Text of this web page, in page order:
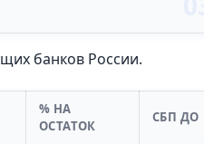
банков России.
% НА
ОСТАТОК
СБП ДО